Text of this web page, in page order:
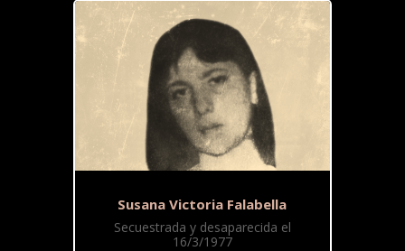
Susana Victoria Falabella
Secuestrada y desaparecida el
16/3/1977